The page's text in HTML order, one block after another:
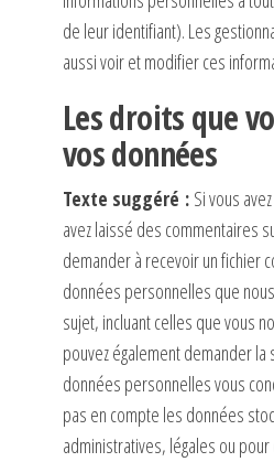
de leur identifiant). Les
aussi voir et modifier ces
Les droits que
vos données
Texte suggéré : Si vous
avez laissé des commentaires
demander à recevoir un fichier
données personnelles que
sujet, incluant celles que vous
pouvez également demander
données personnelles vous
pas en compte les données
administratives, légales ou